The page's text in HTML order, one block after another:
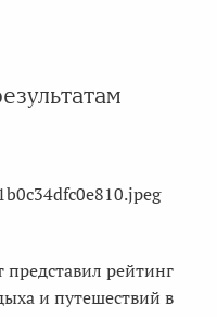
рейтинг
и путешествий в